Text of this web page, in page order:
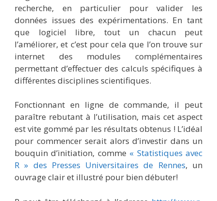
recherche, en particulier pour valider les
données issues des expérimentations. En tant
que logiciel libre, tout un chacun peut
l’améliorer, et c’est pour cela que l’on trouve sur
internet des modules complémentaires
permettant d’effectuer des calculs spécifiques à
différentes disciplines scientifiques.
Fonctionnant en ligne de commande, il peut
paraître rebutant à l’utilisation, mais cet aspect
est vite gommé par les résultats obtenus ! L’idéal
pour commencer serait alors d’investir dans un
bouquin d’initiation, comme « Statistiques avec
R » des Presses Universitaires de Rennes, un
ouvrage clair et illustré pour bien débuter!